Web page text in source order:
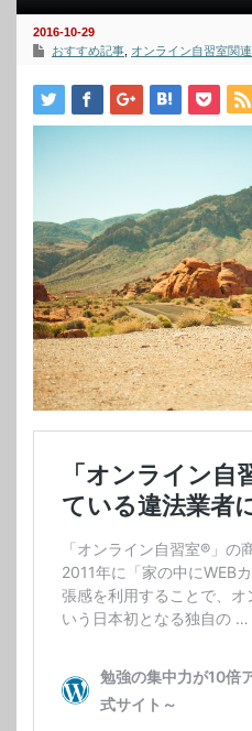
2016-10-29
おすすめ記事 オンライン自習室関連